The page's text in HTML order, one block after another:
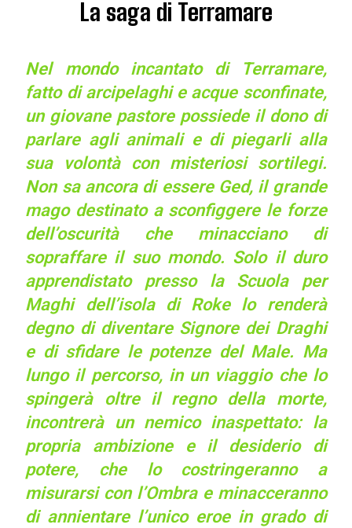
La saga di Terramare
Nel mondo incantato di Terramare,
fatto di arcipelaghi e acque sconfinate,
un giovane pastore possiede il dono di
parlare agli animali e di piegarli alla
sua volontà con misteriosi sortilegi.
Non sa ancora di essere Ged, il grande
mago destinato a sconfiggere le forze
dell’oscurità che minacciano di
sopraffare il suo mondo. Solo il duro
apprendistato presso la Scuola per
Maghi dell’isola di Roke lo renderà
degno di diventare Signore dei Draghi
e di sfidare le potenze del Male. Ma
lungo il percorso, in un viaggio che lo
spingerà oltre il regno della morte,
incontrerà un nemico inaspettato: la
propria ambizione e il desiderio di
potere, che lo costringeranno a
misurarsi con l’Ombra e minacceranno
di annientare l’unico eroe in grado di